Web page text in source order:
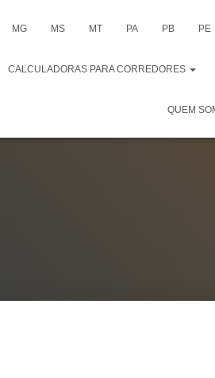
MG MS MT PA PB PE
CALCULADORAS PARA CORREDORES
QUEM